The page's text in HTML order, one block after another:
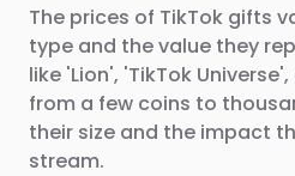
The prices of TikTok gifts
type and the value they
like 'Lion', 'TikTok
from a few coins to
their size and the impact
stream.